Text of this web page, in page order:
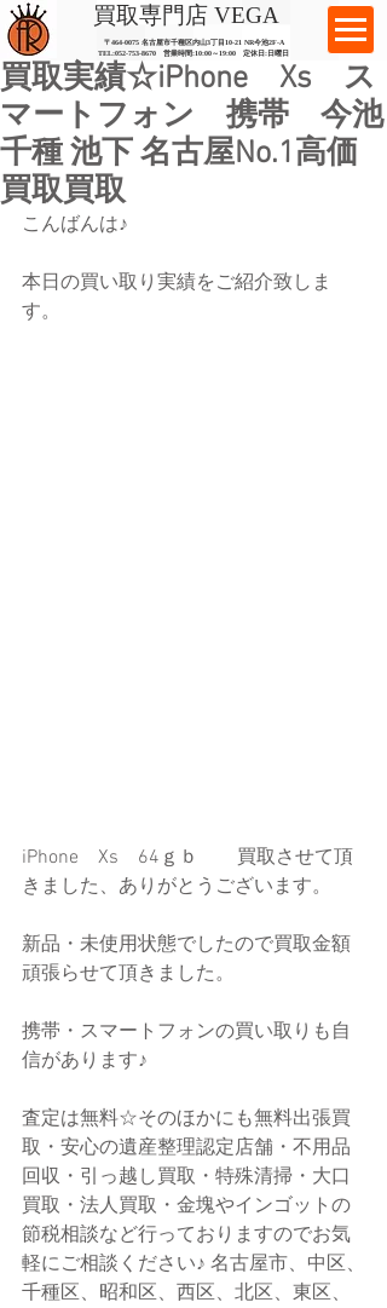
​買取専門店 VEGA
〒464-0075 名古屋市千種区内山3丁目10-21 ​ NR今池2F-A​
TEL:052-753-8670 営業時間:10:00～19:00​ 定休日:日曜日
買取実績☆iPhone Xs ス
マートフォン 携帯 今池
千種 池下 名古屋No.1高価
買取買取
こんばんは♪
本日の買い取り実績をご紹介致しま
す。
iPhone　Xs　64ｇｂ　　買取させて頂
きました、ありがとうございます。
新品・未使用状態でしたので買取金額
頑張らせて頂きました。
携帯・スマートフォンの買い取りも自
信があります♪
査定は無料☆そのほかにも無料出張買
取・安心の遺産整理認定店舗・不用品
回収・引っ越し買取・特殊清掃・大口
買取・法人買取・金塊やインゴットの
節税相談など行っておりますのでお気
軽にご相談ください♪ 名古屋市、中区、
千種区、昭和区、西区、北区、東区、